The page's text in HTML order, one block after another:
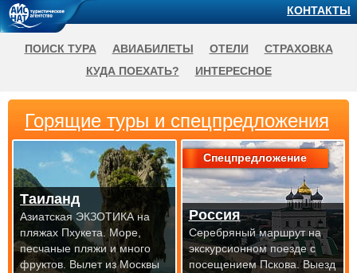
Горящие туры и спецпредложения
Таиланд
Азиатская ЭКЗОТИКА на
пляжах Пхукета. Море,
песчаные пляжи и много
фруктов. Вылет из Москвы
Спецпредложение
Россия
Серебряный маршрут на
экскурсионном поезде с
посещением Пскова.Выезд
КОНТАКТЫ
ПОИСК ТУРА АВИАБИЛЕТЫ ОТЕЛИ
СТРАХОВКА
КУДА ПОЕХАТЬ?
ИНТЕРЕСНОЕ